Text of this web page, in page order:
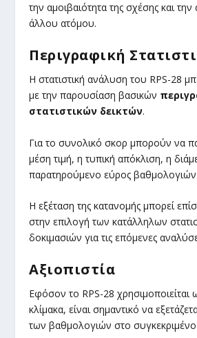
την αμοιβαιότητα της σχέσης και
άλλου ατόμου.
Περιγραφική
Η στατιστική ανάλυση του RPS-28
με την παρουσίαση βασικών
στατιστικών δεικτών.
Για το συνολικό σκορ μπορούν να
μέση τιμή, η τυπική απόκλιση, η
παρατηρούμενο εύρος βαθμολογιών.
Η εξέταση της κατανομής μπορεί
στην επιλογή των κατάλληλων
δοκιμασιών για τις επόμενες
Αξιοπιστία
Εφόσον το RPS-28 χρησιμοποιείται
κλίμακα, είναι σημαντικό να
των βαθμολογιών στο συγκεκριμένο